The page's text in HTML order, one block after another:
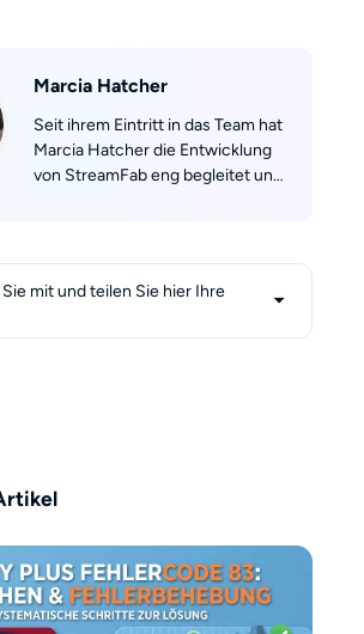
Marcia Hatcher
Seit ihrem Eintritt in das Team hat
Marcia Hatcher die Entwicklung
von StreamFab eng begleitet und
Marketing und ihrer Erfahrung in
nutzerorientierter Perspektive
fundierte Entscheidungen in der
sich ständig verändernden Welt
des Streamings zu treffen.
mit und teilen Sie hier Ihre